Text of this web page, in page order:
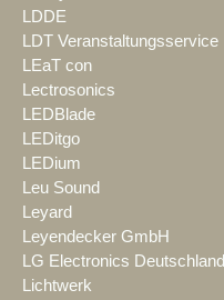
LDDE
LDT Veranstaltungsservice
LEaT con
Lectrosonics
LEDBlade
LEDitgo
LEDium
Leu Sound
Leyard
Leyendecker GmbH
LG Electronics Deutschland
Lichtwerk